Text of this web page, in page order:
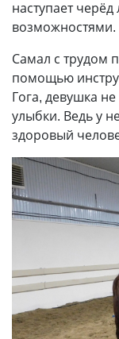
наступает
возможностями.
Самал с трудом
помощью
Гога, девушка
улыбки. Ведь у
здоровый